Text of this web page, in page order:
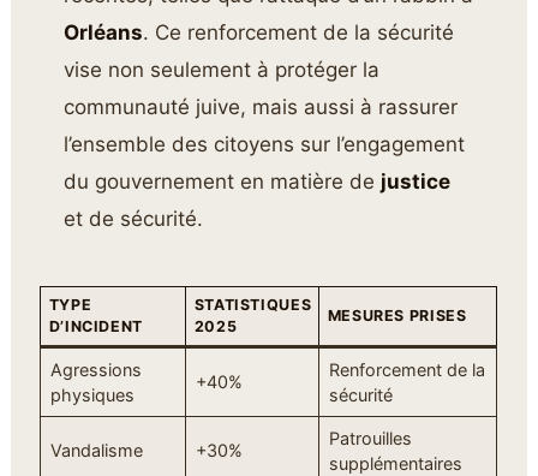
Orléans. Ce renforcement de la sécurité
vise non seulement à protéger la
communauté juive, mais aussi à rassurer
l’ensemble des citoyens sur l’engagement
du gouvernement en matière de justice
et de sécurité.
TYPE
D’INCIDENT
STATISTIQUES
2025
MESURES PRISES
Agressions
physiques
+40%
Renforcement de la
sécurité
Vandalisme +30%
Patrouilles
supplémentaires